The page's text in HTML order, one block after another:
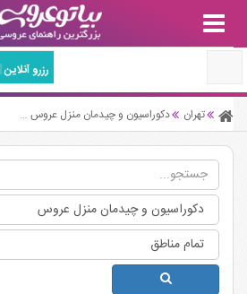
رزرو آنلاین
تهران دکوراسیون و چیدمان منزل عروس